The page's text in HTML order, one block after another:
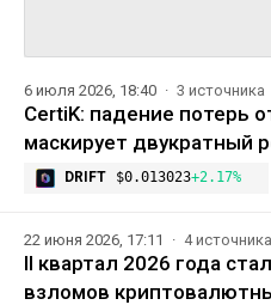
6 июля 2026, 18:40 3 источника
CertiK: падение потерь
маскирует двукратный
DRIFT $0.013023+2.17%
22 июня 2026, 17:11 4 источника
II квартал 2026 года
взломов